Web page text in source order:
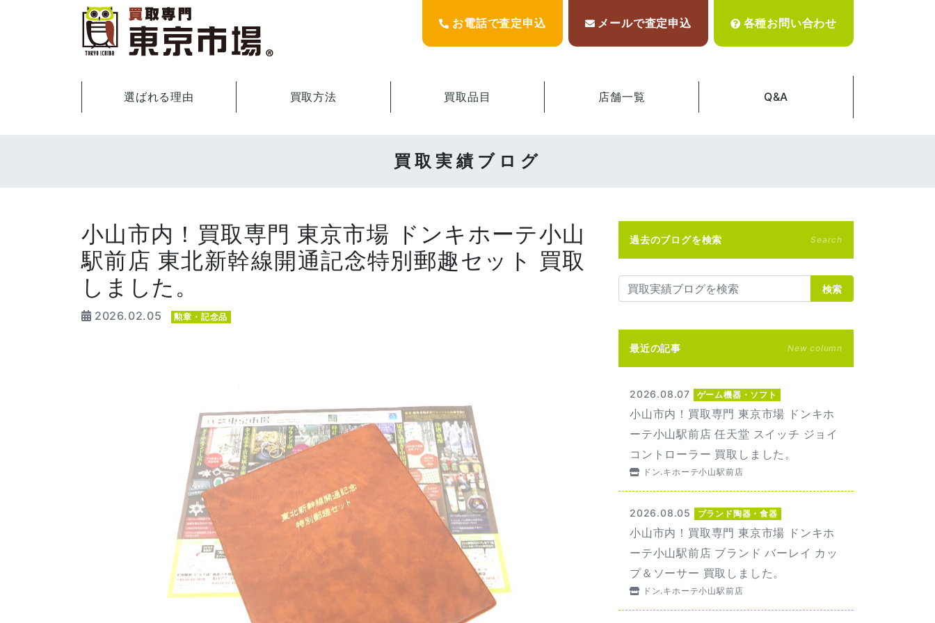
お電話で査定申込 メールで査定申込 各種お問い合わせ
選ばれる理由 買取方法 買取品目 店舗一覧 Q&A
買取実績ブログ
小山市内！買取専門 東京市場 ドンキホーテ小山
駅前店 東北新幹線開通記念特別郵趣セット 買取
しました。
2026.02.05 勲章・記念品
過去のブログを検索 Search
検索
最近の記事 New column
2026.08.07 ゲーム機器・ソフト
小山市内！買取専門 東京市場 ドンキホ
ーテ小山駅前店 任天堂 スイッチ ジョイ
コントローラー 買取しました。
ドン.キホーテ小山駅前店
2026.08.05 ブランド陶器・食器
小山市内！買取専門 東京市場 ドンキホ
ーテ小山駅前店 ブランド バーレイ カッ
プ＆ソーサー 買取しました。
ドン.キホーテ小山駅前店